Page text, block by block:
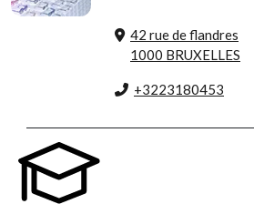
42 rue de flandres
1000 BRUXELLES
+3223180453